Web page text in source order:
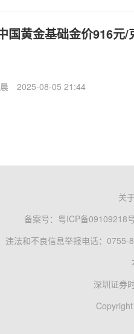
国黄金基础金价916元/
2025-08-05 21:44
关
备案号： 粤ICP备09109218
违法和不良信息举报电话：0755-
深圳证券